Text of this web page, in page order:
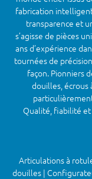
fabrication
transparence et
s’agisse de pièces
ans d’expérience
tournées de
façon. Pionniers
douilles, écrous
Qualité, fiabilité et
Articulations à
douilles |